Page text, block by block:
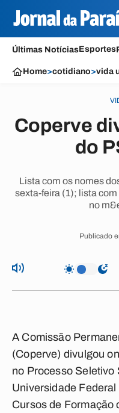
Últimas NotíciasEsportes
Home>cotidiano>vida
Coperve
do
Lista com os nomes
sexta-feira (1); lista
no
Publicado
A Comissão
(Coperve) divulgou
no Processo Seletivo
Universidade
Cursos de Formação